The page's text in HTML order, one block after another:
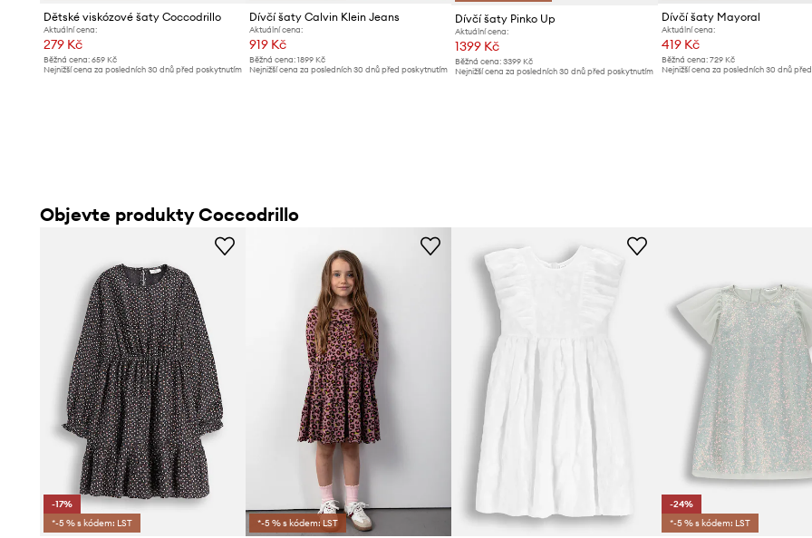
Dětské viskózové šaty Coccodrillo
Aktuální cena:
279 Kč
Běžná cena: 659 Kč
Nejnižší cena za posledních 30 dnů před poskytnutím
Dívčí šaty Calvin Klein Jeans
Aktuální cena:
919 Kč
Běžná cena:1899 Kč
Nejnižší cena za posledních 30 dnů před poskytnutím
Dívčí šaty Pinko Up
Aktuální cena:
1399 Kč
Běžná cena: 3399 Kč
Nejnižší cena za posledních 30 dnů před poskytnutím
Dívčí šaty Mayoral
Aktuální cena:
419 Kč
Běžná cena: 729 Kč
Nejnižší cena za posledních 30 dnů
Objevte produkty Coccodrillo
-17%
*-5 % s kódem: LST
*-5 % s kódem: LST
-24%
*-5 % s kódem: LST